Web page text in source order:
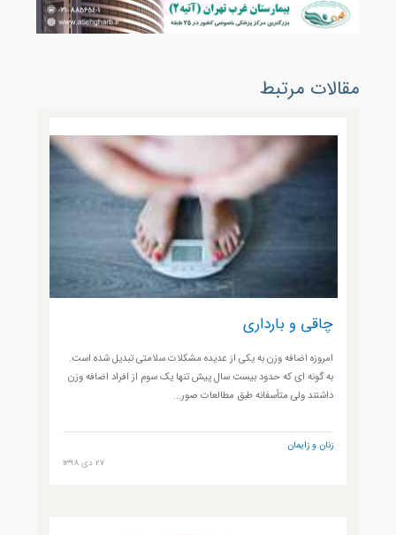
مقالات مرتبط
چاقی و بارداری
امروزه اضافه وزن به یکی از عدیده مشکلات سلامتی تبدیل شده است.
به گونه ای که حدود بیست سال پیش تنها یک سوم از افراد اضافه وزن
داشتند ولی متأسفانه طبق مطالعات صور...
زنان و زایمان
27 دی 1398